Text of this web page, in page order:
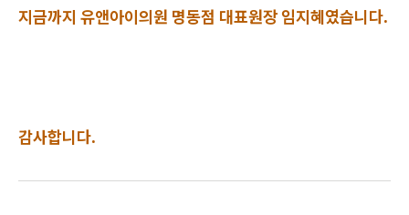
지금까지 유앤아이의원 명동점 대표원장 임지혜였습니다.
감사합니다.